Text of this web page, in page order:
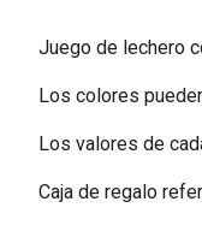
Juego de lechero
Los colores
Los valores de
Caja de regalo